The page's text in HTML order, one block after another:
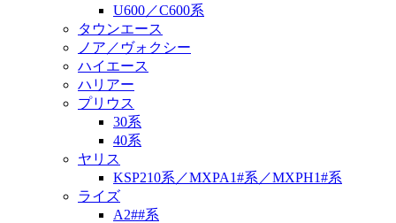
U600／C600系
タウンエース
ノア／ヴォクシー
ハイエース
ハリアー
プリウス
30系
40系
ヤリス
KSP210系／MXPA1#系／MXPH1#系
ライズ
A2##系